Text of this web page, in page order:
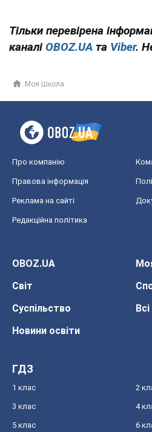
Тільки перевірена
каналі OBOZ.UA та Viber.
Моя Школа
Про компанію
Правова інформація
Реклама на сайті
Редакційна політика
OBOZ.UA
Світ
Суспільство
Новини освіти
ГДЗ
1 клас 2
3 клас 4
5 клас 6